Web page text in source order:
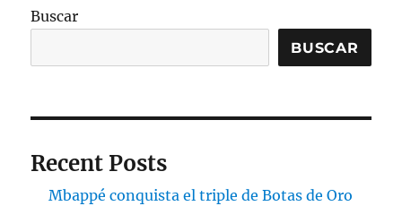
Buscar
BUSCAR
Recent Posts
Mbappé conquista el triple de Botas de Oro